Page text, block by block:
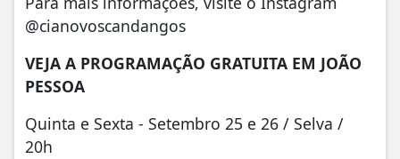
@cianovoscandangos
VEJA A PROGRAMAÇÃO GRATUITA EM JOÃO
PESSOA
Quinta e Sexta - Setembro 25 e 26 / Selva /
20h